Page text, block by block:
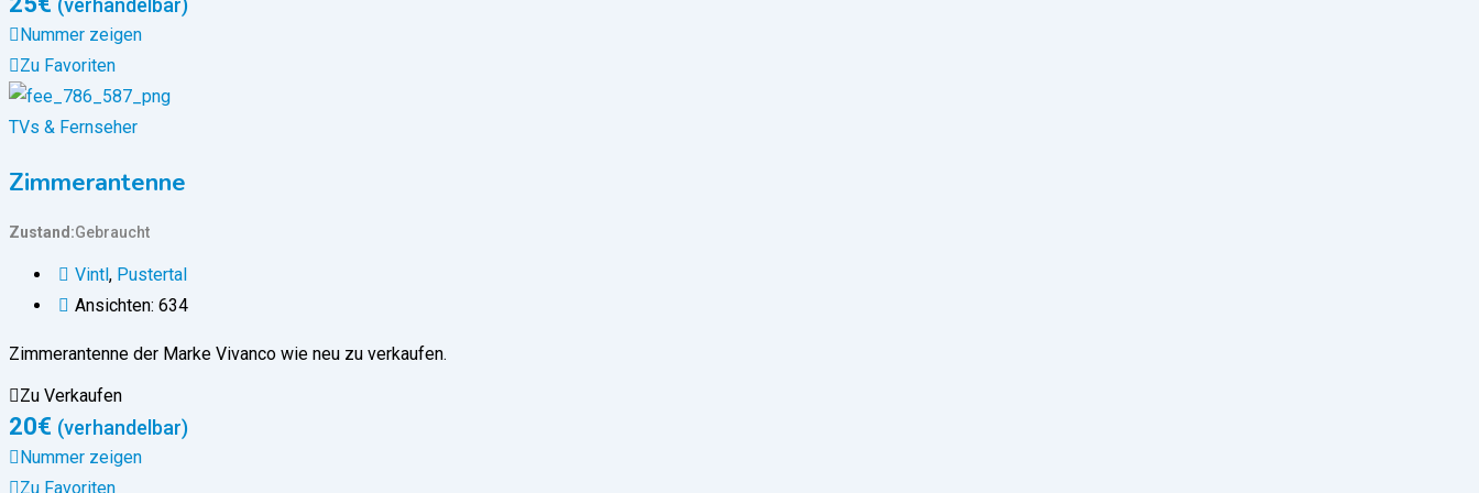
(verhandelbar)
Nummer zeigen
Zu Favoriten
TVs & Fernseher
Zimmerantenne
Zustand Gebraucht
Vintl , Pustertal
Ansichten: 634
Zimmerantenne der Marke Vivanco wie neu zu verkaufen.
Zu Verkaufen
20€ (verhandelbar)
Nummer zeigen
Zu Favoriten